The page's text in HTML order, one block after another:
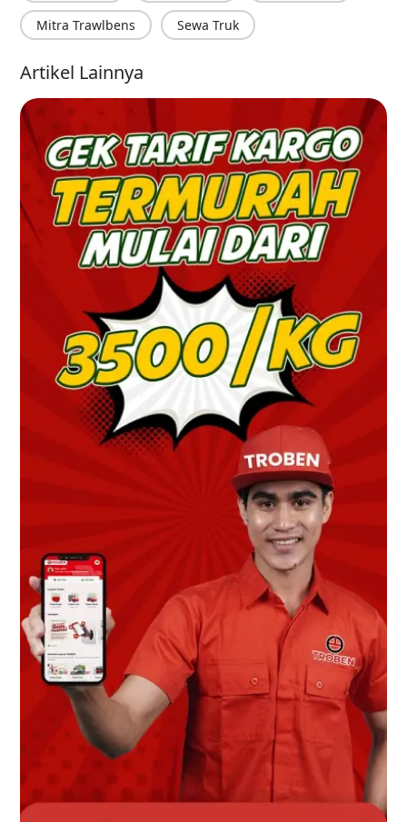
Mitra Trawlbens Sewa Truk
Artikel Lainnya